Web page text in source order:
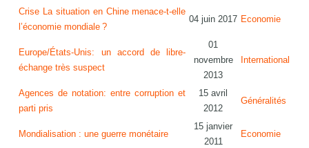
Crise La situation en Chine menace-t-elle
l’économie mondiale ?
04 juin 2017 Economie
Europe/États-Unis: un accord de libre-
échange très suspect
01
novembre
2013
International
Agences de notation: entre corruption et
parti pris
15 avril
2012
Généralités
Mondialisation : une guerre monétaire
15 janvier
2011
Economie